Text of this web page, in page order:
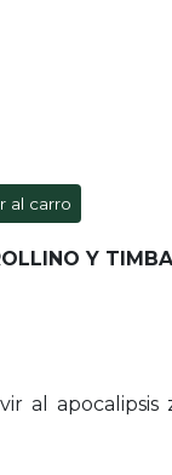
al carro
Y
al apocalipsis